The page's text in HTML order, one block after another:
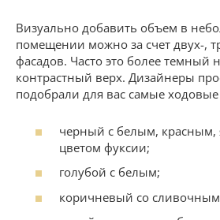
Визуально добавить объем в
помещении можно за счет двух-,
фасадов. Часто это более темный
контрастный верх. Дизайнеры
подобрали для вас самые
черный с белым, красным,
цветом фуксии;
голубой с белым;
коричневый со